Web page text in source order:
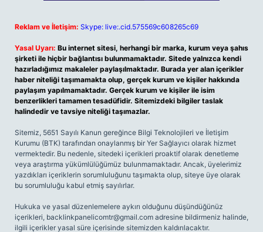
Reklam ve İletişim: Skype: live:.cid.575569c608265c69
Yasal Uyarı: Bu internet sitesi, herhangi bir marka, kurum veya şahıs
şirketi ile hiçbir bağlantısı bulunmamaktadır. Sitede yalnızca kendi
hazırladığımız makaleler paylaşılmaktadır. Burada yer alan içerikler
haber niteliği taşımamakta olup, gerçek kurum ve kişiler hakkında
paylaşım yapılmamaktadır. Gerçek kurum ve kişiler ile isim
benzerlikleri tamamen tesadüfidir. Sitemizdeki bilgiler taslak
halindedir ve tavsiye niteliği taşımazlar.
Sitemiz, 5651 Sayılı Kanun gereğince Bilgi Teknolojileri ve İletişim
Kurumu (BTK) tarafından onaylanmış bir Yer Sağlayıcı olarak hizmet
vermektedir. Bu nedenle, sitedeki içerikleri proaktif olarak denetleme
veya araştırma yükümlülüğümüz bulunmamaktadır. Ancak, üyelerimiz
yazdıkları içeriklerin sorumluluğunu taşımakta olup, siteye üye olarak
bu sorumluluğu kabul etmiş sayılırlar.
Hukuka ve yasal düzenlemelere aykırı olduğunu düşündüğünüz
içerikleri, backlinkpanelicomtr@gmail.com adresine bildirmeniz halinde,
ilgili içerikler yasal süre içerisinde sitemizden kaldırılacaktır.